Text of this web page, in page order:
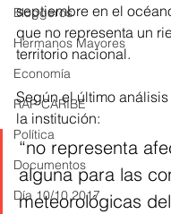
Bloggeros
Hermanos Mayores
Economía
RAP CARIBE
Política
Documentos
Día 10/10 2017
septiembre en el
que no representa un
territorio nacional.
Según el último
la institución:
“no representa
alguna para las
meteorológicas